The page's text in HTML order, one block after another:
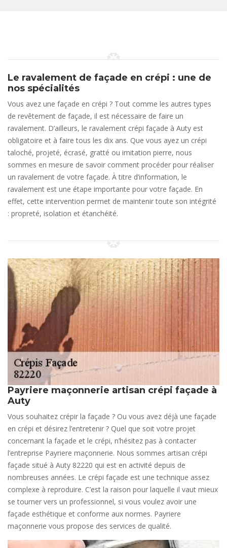
Le ravalement de façade en crépi : une de
nos spécialités
Vous avez une façade en crépi ? Tout comme les autres types
de revêtement de façade, il est nécessaire de faire un
ravalement. D’ailleurs, le ravalement crépi façade à Auty est
obligatoire et à faire tous les dix ans. Que vous ayez un crépi
taloché, projeté, écrasé, gratté ou imitation pierre, nous
sommes en mesure de savoir comment procéder pour réaliser
un ravalement de votre façade. À titre d’information, le
ravalement est une étape importante pour votre façade. En
effet, cette intervention permet de maintenir toute son intégrité
: propreté, isolation et étanchéité.
Payriere maçonnerie artisan crépi façade à
Auty
Vous souhaitez crépir la façade ? Ou vous avez déjà une façade
en crépi et désirez l’entretenir ? Quel que soit votre projet
concernant la façade et le crépi, n’hésitez pas à contacter
l’entreprise Payriere maçonnerie. Nous sommes artisan crépi
façade situé à Auty 82220 qui est en activité depuis de
nombreuses années. Le crépi façade est une technique assez
complexe à reproduire. C’est la raison pour laquelle il vaut mieux
se tourner vers un professionnel, si vous voulez avoir une
façade esthétique et conforme aux normes. Payriere
maçonnerie vous propose des services de qualité.